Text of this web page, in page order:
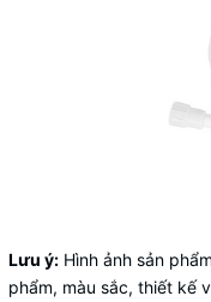
Lưu ý: Hình ảnh sản
phẩm, màu sắc, thiết kế